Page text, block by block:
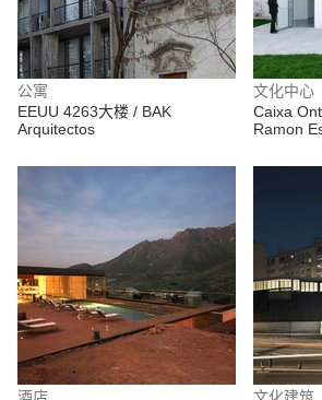
公寓
EEUU 4263大楼 / BAK
Arquitectos
文化中心
Caixa
Ramon